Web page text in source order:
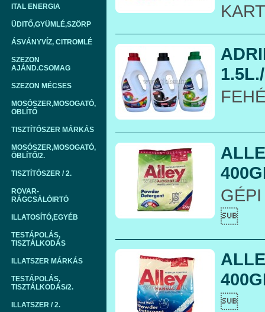
ITAL ENERGIA
ÜDITŐ,GYÜMLÉ,SZÖRP
ÁSVÁNYVÍZ, CITROMLÉ
SZEZON
AJÁND.CSOMAG
SZEZON MÉCSES
MOSÓSZER,MOSOGATÓ,
ÖBLÍTŐ
TISZTÍTÓSZER MÁRKÁS
MOSÓSZER,MOSOGATÓ,
ÖBLÍTŐ/2.
TISZTÍTÓSZER / 2.
ROVAR-
RÁGCSÁLÓIRTÓ
ILLATOSÍTÓ,EGYÉB
TESTÁPOLÁS,
TISZTÁLKODÁS
ILLATSZER MÁRKÁS
TESTÁPOLÁS,
TISZTÁLKODÁS/2.
ILLATSZER / 2.

